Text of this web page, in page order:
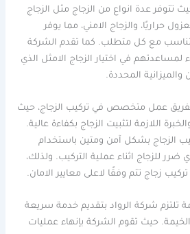
تتوفر عدة انواع من الزجاج مثل الزجاج
حراريًا، والزجاج الامني، مما يوفر
مع كل متطلب. كما تقدم الشركة
في اختيار الزجاج الامثل الذي
المحددة.
بفريق عمل متخصص في تركيب الزجاج، حيث
اللازمة لتثبيت الزجاج بكفاءة عالية.
الزجاج بشكل آمن ومتين باستخدام
ضرر للزجاج اثناء عملية التركيب. ولذلك،
زجاج تتم وفقًا لاعلى معايير الامان.
تلتزم شركة الرواد بتقديم خدمة سريعة
حيث تقوم الشركة بإنهاء عمليات